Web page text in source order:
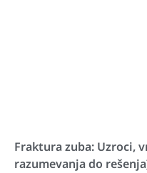
Fraktura zuba: Uzroci,
razumevanja do